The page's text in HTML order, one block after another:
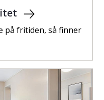
på fritiden, så finner